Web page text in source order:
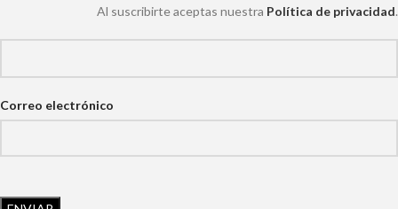
Al suscribirte aceptas nuestra Política de privacidad.
Correo electrónico